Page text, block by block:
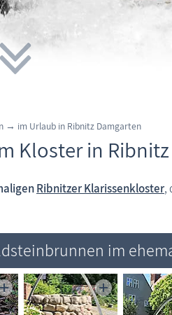
→ im Urlaub in Ribnitz Damgarten
Kloster in
Ribnitzer Klarissenkloster,
im